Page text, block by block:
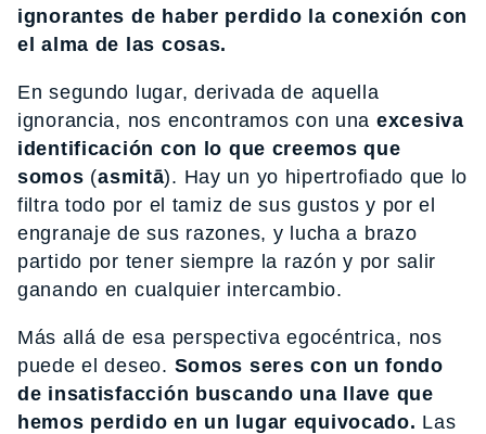
ignorantes de haber perdido la conexión con
el alma de las cosas.
En segundo lugar, derivada de aquella
ignorancia, nos encontramos con una excesiva
identificación con lo que creemos que
somos (asmitā). Hay un yo hipertrofiado que lo
filtra todo por el tamiz de sus gustos y por el
engranaje de sus razones, y lucha a brazo
partido por tener siempre la razón y por salir
ganando en cualquier intercambio.
Más allá de esa perspectiva egocéntrica, nos
puede el deseo. Somos seres con un fondo
de insatisfacción buscando una llave que
hemos perdido en un lugar equivocado. Las